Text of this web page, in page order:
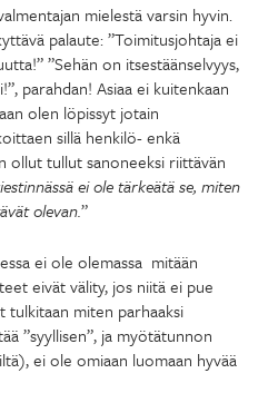
mielestä varsin hyvin.
palaute: ”Toimitusjohtaja ei
”Sehän on itsestäänselvyys,
parahdan! Asiaa ei kuitenkaan
olen löpissyt jotain
sillä henkilö- enkä
ollut tullut sanoneeksi riittävän
ei ole tärkeätä se, miten
olevan.”
ei ole olemassa mitään
eivät välity, jos niitä ei pue
tulkitaan miten parhaaksi
”syyllisen”, ja myötätunnon
ei ole omiaan luomaan hyvää